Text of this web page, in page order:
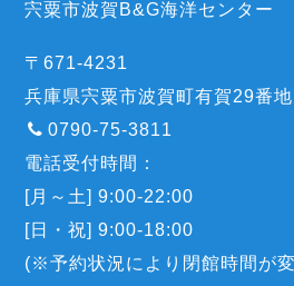
宍粟市波賀B&G海洋センター
〒671-4231
兵庫県宍粟市波賀町有賀29番
0790-75-3811
電話受付時間：
[月～土] 9:00-22:00
[日・祝] 9:00-18:00
(※予約状況により閉館時間が